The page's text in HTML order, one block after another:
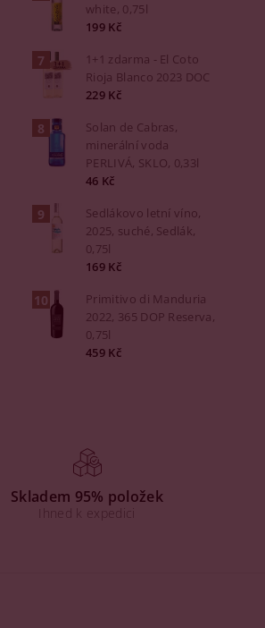
white, 0,75l
199 Kč
1+1 zdarma - El Coto
Rioja Blanco 2023 DOC
229 Kč
Solan de Cabras,
minerální voda
PERLIVÁ, SKLO, 0,33l
46 Kč
Sedlákovo letní víno,
2025, suché, Sedlák,
0,75l
169 Kč
Primitivo di Manduria
2022, 365 DOP Reserva,
0,75l
459 Kč
Skladem 95% položek
Ihned k expedici